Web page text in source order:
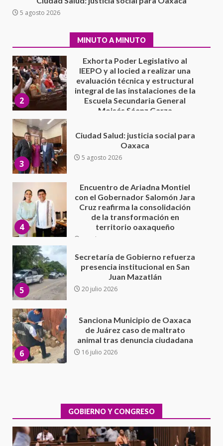
5 agosto 2026
MINUTO A MINUTO
IEEPO y al Iocied a realizar una
Escuela Secundaria General
Moisés Sáenz Garza
5 agosto 2026
3
Ciudad Salud: justicia social para
Oaxaca
5 agosto 2026
4
con el Gobernador Salomón Jara
Cruz reafirma la consolidación
de la transformación en
5
Secretaría de Gobierno refuerza
presencia institucional en San
Juan Mazatlán
20 julio 2026
6
Sanciona Municipio de Oaxaca
de Juárez caso de maltrato
animal tras denuncia ciudadana
16 julio 2026
7
California; FGR lo investiga por
presuntos delitos de
delincuencia organizada y
contrabando
1
Xanica: Jesús Romero
7 agosto 2026
Exhorta Poder Legislativo al
GOBIERNO Y CONGRESO